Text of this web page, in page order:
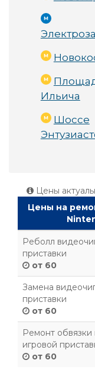
Ильича
Шоссе
Цены
Цены на
Реболл
приставки
от 60
Замена
приставки
от 60
Ремонт
игровой
от 60